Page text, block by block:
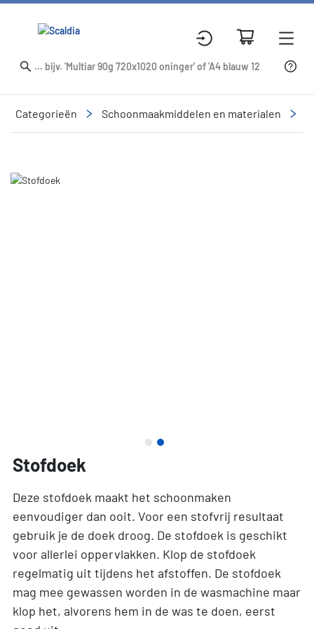
Categorieën Schoonmaakmiddelen en materialen
Slide 2 of 2
Stofdoek
Deze stofdoek maakt het schoonmaken
eenvoudiger dan ooit. Voor een stofvrij resultaat
gebruik je de doek droog. De stofdoek is geschikt
voor allerlei oppervlakken. Klop de stofdoek
regelmatig uit tijdens het afstoffen. De stofdoek
mag mee gewassen worden in de wasmachine maar
klop het, alvorens hem in de was te doen, eerst